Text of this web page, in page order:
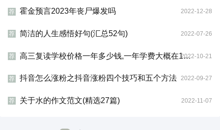
荐 霍金预言2023年丧尸爆发吗 2022-12-28
荐 简洁的人生感悟好句(汇总52句) 2022-07-26
荐 高三复读学校价格一年多少钱,一年学费大概在1-3万左右
2022-10-21
荐 抖音怎么涨粉之抖音涨粉四个技巧和五个方法 2022-09-27
荐 关于水的作文范文(精选27篇) 2022-11-07